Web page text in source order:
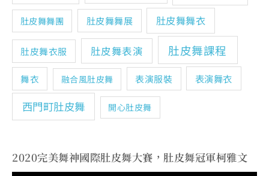
肚皮舞舞團 肚皮舞舞展 肚皮舞舞衣
肚皮舞衣服 肚皮舞表演 肚皮舞課程
舞衣 融合風肚皮舞 表演服裝 表演舞衣
西門町肚皮舞 開心肚皮舞
2020完美舞神國際肚皮舞大賽，肚皮舞冠軍柯雅文